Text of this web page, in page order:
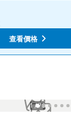
查看價格
查看價格
1 / 76